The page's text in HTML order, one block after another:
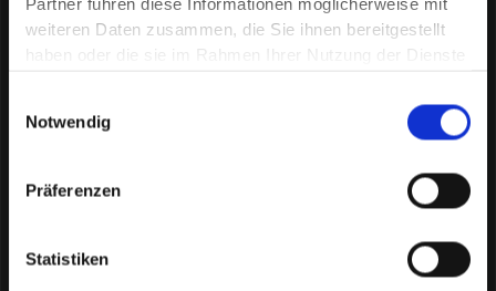
Partner führen diese Informationen möglicherweise mit
weiteren Daten zusammen, die Sie ihnen bereitgestellt
haben oder die sie im Rahmen Ihrer Nutzung der Dienste
Notwendig
Präferenzen
Statistiken
entdecken
SEO & GEO